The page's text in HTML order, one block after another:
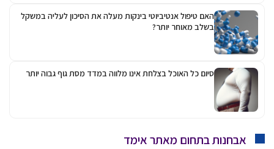
האם טיפול אנטיביוטי בינקות מעלה את הסיכון לעליה במשקל
בשלב מאוחר יותר?
סיום כל האוכל בצלחת אינו מלווה במדד מסת גוף גבוה יותר
אבחנות בתחום מאתר אימד